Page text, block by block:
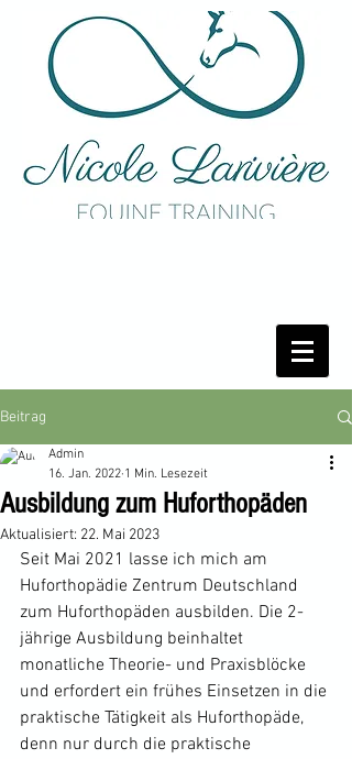
Beitrag
Ausbildung zum Huforthopäden
Admin
16. Jan. 2022 1 Min. Lesezeit
Aktualisiert: 22. Mai 2023
Seit Mai 2021 lasse ich mich am
Huforthopädie Zentrum Deutschland
zum Huforthopäden ausbilden. Die 2-
jährige Ausbildung beinhaltet
monatliche Theorie- und Praxisblöcke
und erfordert ein frühes Einsetzen in die
praktische Tätigkeit als Huforthopäde,
denn nur durch die praktische